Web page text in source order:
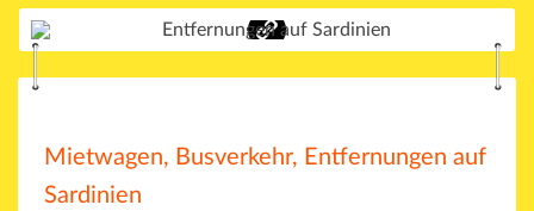
Mietwagen, Busverkehr, Entfernungen auf
Sardinien